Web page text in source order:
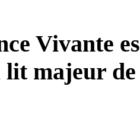
Vivante
lit majeur